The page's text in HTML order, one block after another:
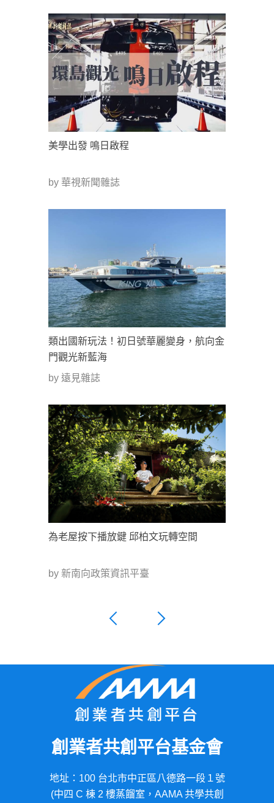
美學出發 鳴日啟程
by 華視新聞雜誌
類出國新玩法！初日號華麗變身，航向金
門觀光新藍海
by 遠見雜誌
為老屋按下播放鍵 邱柏文玩轉空間
by 新南向政策資訊平臺
創業者共創平台基金會
地址：100 台北市中正區八德路一段１號
(中四 C 棟 2 樓蒸餾室，AAMA 共學共創